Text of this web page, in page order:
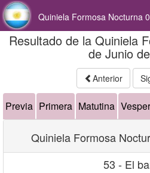
Quiniela Formosa Nocturna
Resultado de la Quiniela
de Junio
Anterior
Previa Primera Matutina
Quiniela Formosa
53 - El